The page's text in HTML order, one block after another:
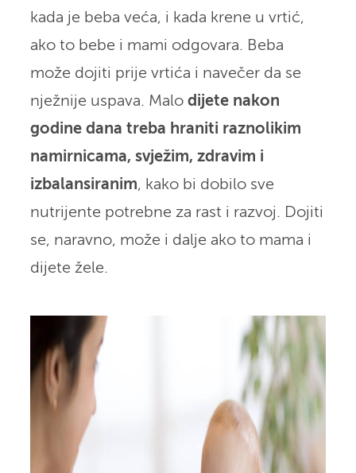
kada je beba veća, i kada krene u vrtić,
ako to bebe i mami odgovara. Beba
može dojiti prije vrtića i navečer da se
nježnije uspava. Malo dijete nakon
godine dana treba hraniti raznolikim
namirnicama, svježim, zdravim i
izbalansiranim, kako bi dobilo sve
nutrijente potrebne za rast i razvoj. Dojiti
se, naravno, može i dalje ako to mama i
dijete žele.